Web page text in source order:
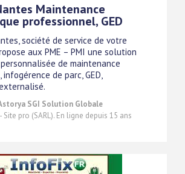
Maintenance
professionnel, GED
société de service de votre
aux PME – PMI une solution
de maintenance
de parc, GED,
SGI Solution Globale
- Site pro (SARL). En ligne depuis 15 ans